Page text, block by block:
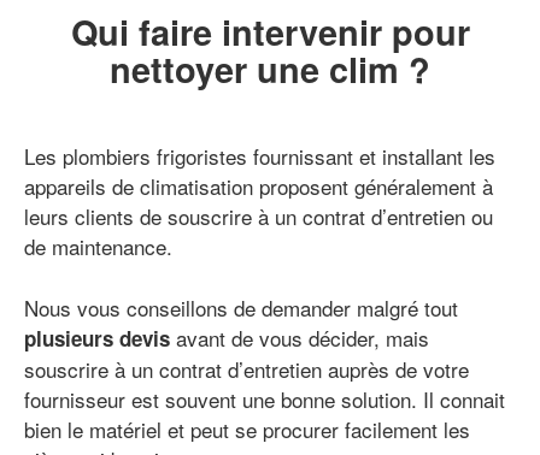
Qui faire intervenir pour
nettoyer une clim ?
Les plombiers frigoristes fournissant et installant les
appareils de climatisation proposent généralement à
leurs clients de souscrire à un contrat d’entretien ou
de maintenance.
Nous vous conseillons de demander malgré tout
plusieurs devis avant de vous décider, mais
souscrire à un contrat d’entretien auprès de votre
fournisseur est souvent une bonne solution. Il connait
bien le matériel et peut se procurer facilement les